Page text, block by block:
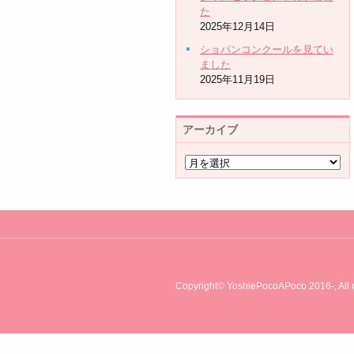
た
2025年12月14日
ショパンコンクールを見てい
ました
2025年11月19日
アーカイブ
Copyright© YoshiePocoAPoco 2016-, All